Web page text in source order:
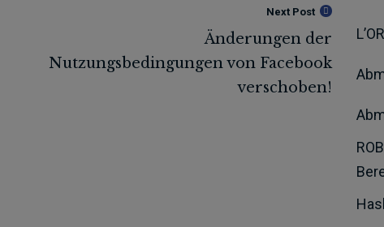
Next Post